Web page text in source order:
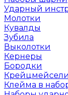
Ударный
Молотки
Кувалды
Зубила
Выколотки
Кернеры
Бородки
Крейцмейсели
Клейма в